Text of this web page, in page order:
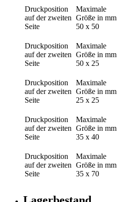
Druckposition
auf der zweiten
Seite
Maximale
Größe in mm
50 x 50
Druckposition
auf der zweiten
Seite
Maximale
Größe in mm
50 x 25
Druckposition
auf der zweiten
Seite
Maximale
Größe in mm
25 x 25
Druckposition
auf der zweiten
Seite
Maximale
Größe in mm
35 x 40
Druckposition
auf der zweiten
Seite
Maximale
Größe in mm
35 x 70